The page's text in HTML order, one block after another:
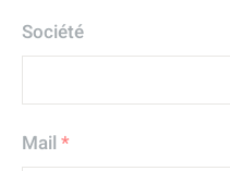
Société
Mail *